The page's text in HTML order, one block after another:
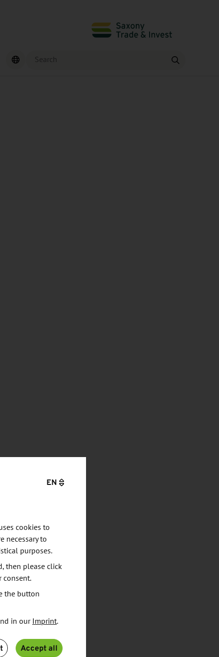
Find
EN
cookies to
necessary to
purposes.
then please click
consent.
the button
in our Imprint.
Accept all